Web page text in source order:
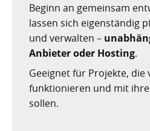
Beginn an gemeinsam
lassen sich eigenständig
und verwalten –
Anbieter oder Hosting.
Geeignet für Projekte, die
funktionieren und mit
sollen.